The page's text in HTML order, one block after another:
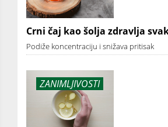
Crni čaj kao šolja zdravlja
Podiže koncentraciju i snižava pritisak
ZANIMLJIVOSTI